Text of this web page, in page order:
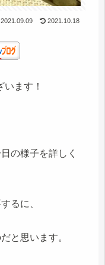
2021.09.09 2021.10.18
ます！
の様子を詳しく
るに、
と思います。